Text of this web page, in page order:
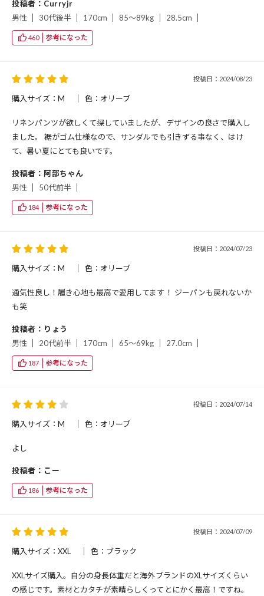
投稿者：Curryjr
男性
30代後半 170cm 85～89kg 28.5cm
460 参考になった
投稿日：2024/08/23
購入サイズ：M 色：オリーブ
リネンパンツが欲しくて探していましたが、デザインの良さで購入し
ました。 裾がゴム仕様なので、サンダルでも引きずる事なく、はけ
て、暑い夏にとても良いです。
投稿者：阿部ちゃん
男性
50代前半
184 参考になった
投稿日：2024/07/23
購入サイズ：M 色：オリーブ
通気性良し！履き心地も最高で愛用してます！ ジーパンも戻れないか
も笑
投稿者：りょう
男性
20代前半 170cm 65～69kg 27.0cm
187 参考になった
投稿日：2024/07/14
購入サイズ：M 色：オリーブ
よし
投稿者：こー
186 参考になった
投稿日：2024/07/09
購入サイズ：XXL 色：ブラック
XXLサイズ購入。自分の身長体重だと海外ブランドのXLサイズくらい
の感じです。素材とカタチが素晴らしくってとにかく最高！ですね。